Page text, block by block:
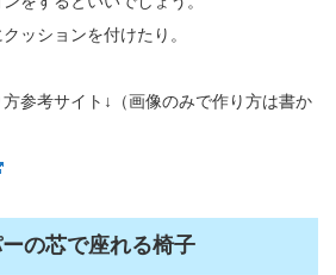
ッションを付けたり。
参考サイト↓（画像のみで作り方は書か
の芯で座れる椅子